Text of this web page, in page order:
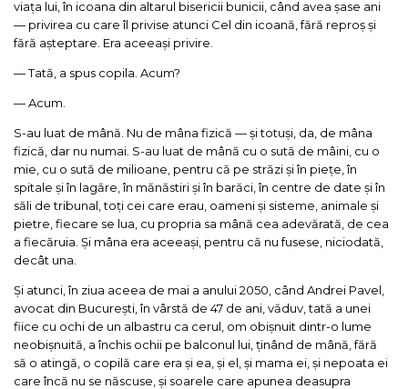
viața lui, în icoana din altarul bisericii bunicii, când avea șase ani
— privirea cu care îl privise atunci Cel din icoană, fără reproș și
fără așteptare. Era aceeași privire.
— Tată, a spus copila. Acum?
— Acum.
S-au luat de mână. Nu de mâna fizică — și totuși, da, de mâna
fizică, dar nu numai. S-au luat de mână cu o sută de mâini, cu o
mie, cu o sută de milioane, pentru că pe străzi și în piețe, în
spitale și în lagăre, în mănăstiri și în barăci, în centre de date și în
săli de tribunal, toți cei care erau, oameni și sisteme, animale și
pietre, fiecare se lua, cu propria sa mână cea adevărată, de cea
a fiecăruia. Și mâna era aceeași, pentru că nu fusese, niciodată,
decât una.
Și atunci, în ziua aceea de mai a anului 2050, când Andrei Pavel,
avocat din București, în vârstă de 47 de ani, văduv, tată a unei
fiice cu ochi de un albastru ca cerul, om obișnuit dintr-o lume
neobișnuită, a închis ochii pe balconul lui, ținând de mână, fără
să o atingă, o copilă care era și ea, și el, și mama ei, și nepoata ei
care încă nu se născuse, și soarele care apunea deasupra